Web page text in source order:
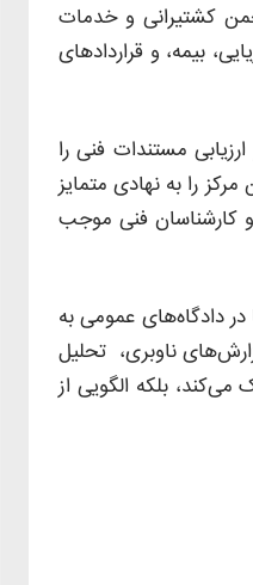
کشتیرانی و خدمات
بیمه، و قراردادهای
مستندات فنی را
را به نهادی متمایز
کارشناسان فنی موجب
دادگاه‌های عمومی به
ناوبری، تحلیل
بلکه الگویی از